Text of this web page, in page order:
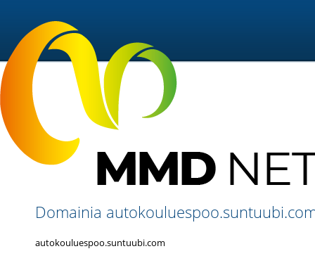
Domainia
autokouluespoo.suntuubi.com